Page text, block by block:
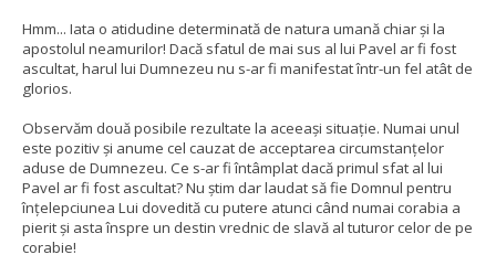
Hmm... Iata o atidudine determinată de natura umană chiar și la
apostolul neamurilor! Dacă sfatul de mai sus al lui Pavel ar fi fost
ascultat, harul lui Dumnezeu nu s-ar fi manifestat într-un fel atât de
glorios.
Observăm două posibile rezultate la aceeași situație. Numai unul
este pozitiv și anume cel cauzat de acceptarea circumstanțelor
aduse de Dumnezeu. Ce s-ar fi întâmplat dacă primul sfat al lui
Pavel ar fi fost ascultat? Nu știm dar laudat să fie Domnul pentru
înțelepciunea Lui dovedită cu putere atunci când numai corabia a
pierit și asta înspre un destin vrednic de slavă al tuturor celor de pe
corabie!